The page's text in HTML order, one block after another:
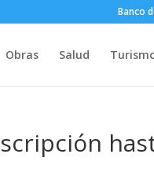
Banco
Obras Salud